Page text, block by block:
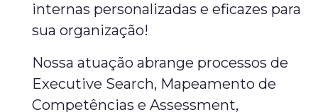
internas personalizadas e eficazes para
sua organização!
Nossa atuação abrange processos de
Executive Search, Mapeamento de
Competências e Assessment,